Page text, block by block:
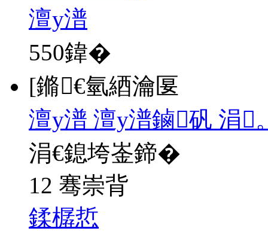
澶у潽
550鍏�
[鏅€氫綇瀹匽
澶у潽 澶у潽鏀矾 涓
涓€鎴垮崟鍗�
12 骞崇背
鍒樼悊